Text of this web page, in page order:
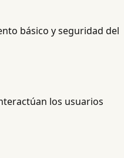
básico y seguridad del
los usuarios